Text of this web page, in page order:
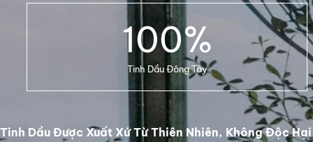
100%
Tinh Dầu Đông Tây
Tinh Dầu Được Xuất Xứ Từ Thiên Nhiên, Không Độc Hại